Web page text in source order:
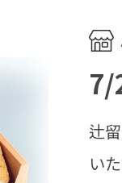
7/
辻
い